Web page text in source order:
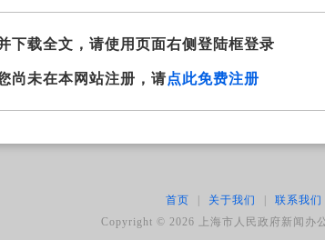
下载全文，请使用页面右侧登陆框登录
尚未在本网站注册，请点此免费注册
首页 关于我们
联系我们
Copyright © 2026 上海市人民政府新闻办